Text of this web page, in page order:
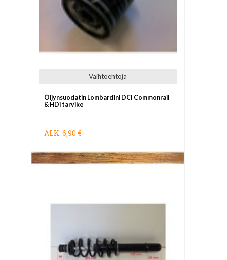
Vaihtoehtoja
Öljynsuodatin Lombardini DCI Commonrail
& HDi tarvike
ALK. 6,90 €